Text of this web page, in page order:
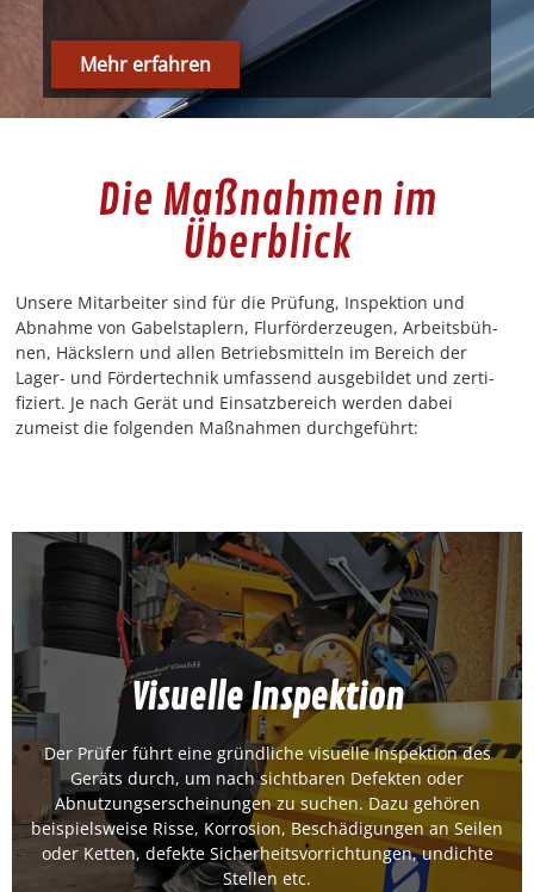
Mehr erfahren
Die Maßnahmen im
Überblick
Unsere Mitar­beit­er sind für die Prü­fung, Inspek­tion und
Abnahme von Gabel­sta­plern, Flur­förderzeu­gen, Arbeits­büh­
nen, Häck­slern und allen Betrieb­smit­teln im Bere­ich der
Lager- und Fördertech­nik umfassend aus­ge­bildet und zer­ti­
fiziert. Je nach Gerät und Ein­satzbere­ich wer­den dabei
zumeist die fol­gen­den Maß­nah­men durchge­führt:
Visuelle Inspek­tion
Der Prüfer führt eine gründliche visuelle Inspek­tion des
Geräts durch, um nach sicht­baren Defek­ten oder
Abnutzungser­schei­n­un­gen zu suchen. Dazu gehören
beispiel­sweise Risse, Kor­ro­sion, Beschädi­gun­gen an Seilen
oder Ket­ten, defek­te Sicher­heitsvor­rich­tun­gen, undichte
Stellen etc.
Visuelle Inspek­tion
Jet­zt kon­tak­tieren